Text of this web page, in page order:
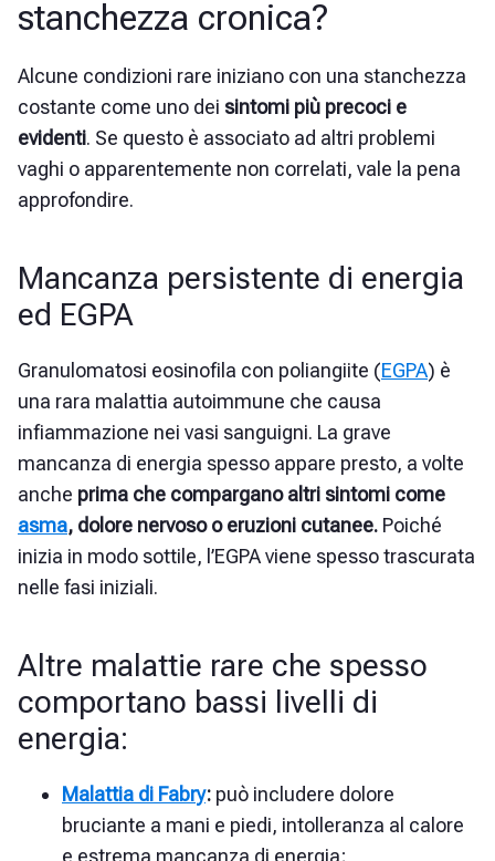
stanchezza cronica?
Alcune condizioni rare iniziano con una stanchezza
costante come uno dei sintomi più precoci e
evidenti. Se questo è associato ad altri problemi
vaghi o apparentemente non correlati, vale la pena
approfondire.
Mancanza persistente di energia
ed EGPA
Granulomatosi eosinofila con poliangiite (EGPA) è
una rara malattia autoimmune che causa
infiammazione nei vasi sanguigni. La grave
mancanza di energia spesso appare presto, a volte
anche prima che compargano altri sintomi come
asma, dolore nervoso o eruzioni cutanee. Poiché
inizia in modo sottile, l’EGPA viene spesso trascurata
nelle fasi iniziali.
Altre malattie rare che spesso
comportano bassi livelli di
energia:
Malattia di Fabry: può includere dolore
bruciante a mani e piedi, intolleranza al calore
e estrema mancanza di energia;